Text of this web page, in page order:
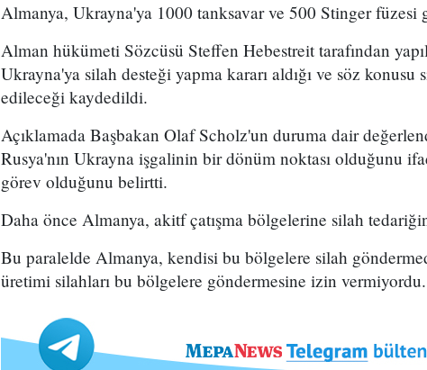
Almanya, Ukrayna'ya 1000 tanksavar ve 500 Stinger füzesi
Alman hükümeti Sözcüsü Steffen Hebestreit tarafından
Ukrayna'ya silah desteği yapma kararı aldığı ve söz konusu
edileceği kaydedildi.
Açıklamada Başbakan Olaf Scholz'un duruma dair
Rusya'nın Ukrayna işgalinin bir dönüm noktası olduğunu
görev olduğunu belirtti.
Daha önce Almanya, akitf çatışma bölgelerine silah
Bu paralelde Almanya, kendisi bu bölgelere silah
üretimi silahları bu bölgelere göndermesine izin vermiyordu.